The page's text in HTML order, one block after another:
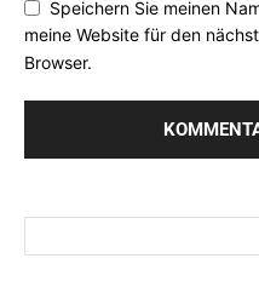
Speichern Sie meinen
meine Website für den
Browser.